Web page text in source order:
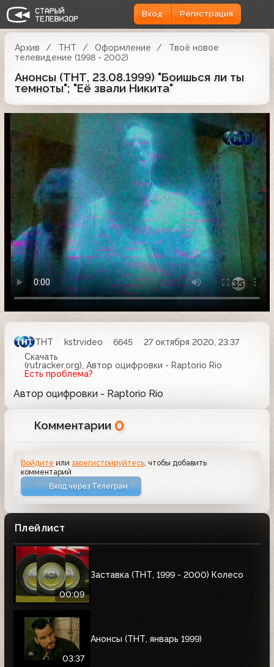
Вход Регистрация
Архив ТНТ Оформление
Твоё новое
телевидение (1998 - 2002)
Анонсы (ТНТ, 23.08.1999) "Боишься ли ты
темноты"; "Её звали Никита"
ТНТ kstrvideo 6645
27 октября 2020, 23:37
Скачать
(rutracker.org), Автор оцифровки - Raptorio Rio
Есть проблема?
Автор оцифровки - Raptorio Rio
Комментарии 0
Войдите илизарегистрируйтесь, чтобы добавить
комментарий
Вход через Телеграм
Плейлист
00:09
Заставка (ТНТ, 1999 - 2000) Колесо
03:37
Анонсы (ТНТ, январь 1999)